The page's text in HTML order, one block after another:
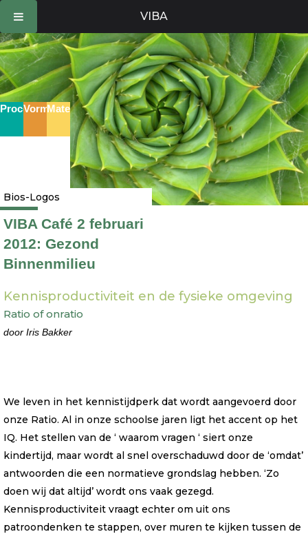
VIBA
de
inhoud
ProcesVormMaterie
Bios-Logos
VIBA Café 2 februari
2012: Gezond
Binnenmilieu
Kennisproductiviteit en de fysieke omgeving
Ratio of onratio
door Iris Bakker
We leven in het kennistijdperk dat wordt aangevoerd door
onze Ratio. Al in onze schoolse jaren ligt het accent op het
IQ. Het stellen van de ‘ waarom vragen ‘ siert onze
kindertijd, maar wordt al snel overschaduwd door de ‘omdat’
antwoorden die een normatieve grondslag hebben. ‘Zo
doen wij dat altijd’ wordt ons vaak gezegd.
Kennisproductiviteit vraagt echter om uit ons
patroondenken te stappen, over muren te kijken tussen de